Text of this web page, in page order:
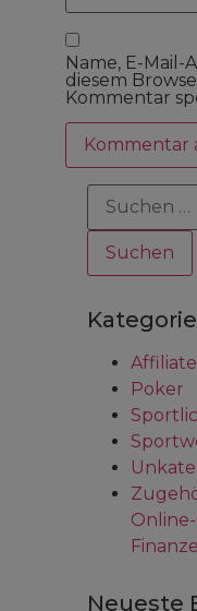
Name, E-Mail-
diesem
Kommentar
Poker
Neueste